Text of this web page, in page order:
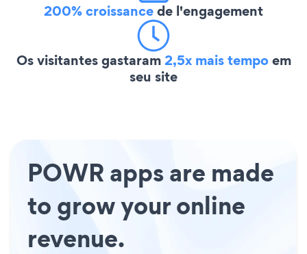
200% croissancede l'engagement
Os visitantes gastaram2,5x mais tempoem
seu site
POWR apps are made
to grow your online
revenue.